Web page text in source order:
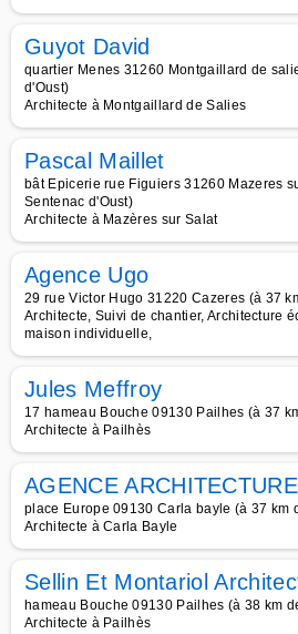
Guyot David
quartier Menes 31260 Montgaillard de
d'Oust)
Architecte à Montgaillard de Salies
Pascal Maillet
bât Epicerie rue Figuiers 31260 Mazeres
Sentenac d'Oust)
Architecte à Mazères sur Salat
Agence Ugo
29 rue Victor Hugo 31220 Cazeres (à 37
Architecte, Suivi de chantier, Architecture
maison individuelle,
Jules Meffroy
17 hameau Bouche 09130 Pailhes (à 37
Architecte à Pailhès
AGENCE ARCHITECTURE
place Europe 09130 Carla bayle (à 37 km
Architecte à Carla Bayle
Sellin Et Montariol
hameau Bouche 09130 Pailhes (à 38 km
Architecte à Pailhès